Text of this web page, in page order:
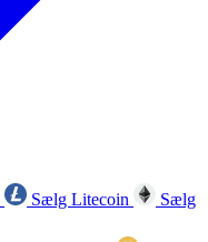
Sælg Litecoin
Sælg